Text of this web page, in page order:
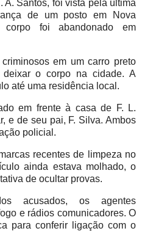
A. Santos, foi vista pela última
de um posto em Nova
foi abandonado em
em um carro preto
o corpo na cidade. A
até uma residência local.
em frente à casa de F. L.
e de seu pai, F. Silva. Ambos
policial.
recentes de limpeza no
ainda estava molhado, o
de ocultar provas.
acusados, os agentes
e rádios comunicadores. O
para conferir ligação com o